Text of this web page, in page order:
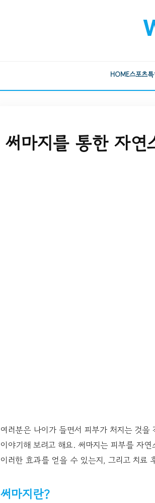
HOME스포츠
써마지를 통한 자연
여러분은 나이가 들면서 피부가 처지는 것을
이야기해 보려고 해요. 써마지는 피부를 자
이러한 효과를 얻을 수 있는지, 그리고 치료
써마지란?